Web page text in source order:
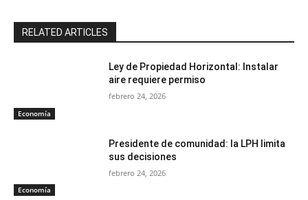
RELATED ARTICLES
Economía
Ley de Propiedad Horizontal: Instalar
aire requiere permiso
febrero 24, 2026
Economía
Presidente de comunidad: la LPH limita
sus decisiones
febrero 24, 2026